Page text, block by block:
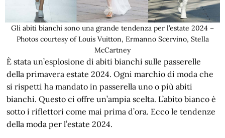
Gli abiti bianchi sono una grande tendenza per l’estate 2024 –
Photos courtesy of Louis Vuitton, Ermanno Scervino, Stella
McCartney
È stata un’esplosione di abiti bianchi sulle passerelle
della primavera estate 2024. Ogni marchio di moda che
si rispetti ha mandato in passerella uno o più abiti
bianchi. Questo ci offre un’ampia scelta. L’abito bianco è
sotto i riflettori come mai prima d’ora. Ecco le tendenze
della moda per l’estate 2024.